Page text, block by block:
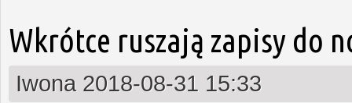
Wkrótce ruszają zapisy do
Iwona 2018-08-31 15:33